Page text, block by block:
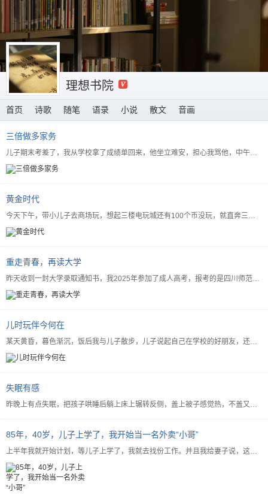
理想书院
首页 诗歌 随笔 语录 小说 散文 音画
三倍做多家务
儿子期末考差了，我从学校拿了成绩单回来，他坐立难安，担心我骂他，中午的时候主动跑去洗碗，收拾屋子，还...
黄金时代
今天下午，带小儿子去商场玩，想起三楼电玩城还有100个币没玩，就直奔三楼，去了就看见一个公告，说7月...
重走青春，再读大学
昨天收到一封大学录取通知书，我2025年参加了成人高考，报考的是四川师范大学的汉语言文学专业，这是我...
儿时玩伴今何在
某天黄昏，暮色渐沉，饭后我与儿子散步，儿子说起自己在学校的好朋友，还问我有没有好朋友，我本来想说大学...
失眠有感
昨晚上有点失眠，把孩子哄睡后躺上床上辗转反侧，盖上被子感觉热，不盖又冷，或者总是找不到一个舒服的睡觉...
85年，40岁，儿子上学了，我开始当一名外卖“小哥”
上半年我就开始计划，等儿子上学了，我就去找份工作。并且我给妻子说，这次找工作，我就找份简单的，不需要...